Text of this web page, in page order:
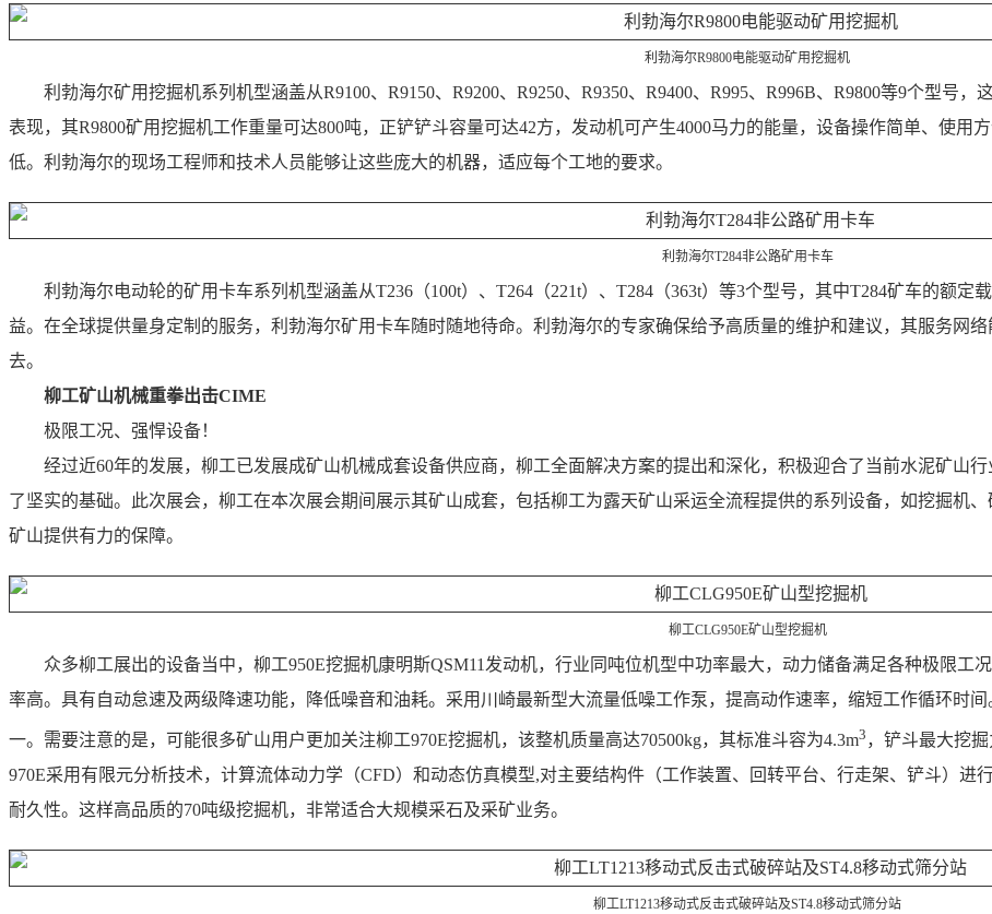
利勃海尔R9800电能驱动矿用挖掘机
利勃海尔矿用挖掘机系列机型涵盖从R9100、R9150、R9200、R9250、R9350、R9400、R995、R996B、R9800等9个型号
表现，其R9800矿用挖掘机工作重量可达800吨，正铲铲斗容量可达42方，发动机可产生4000马力的能量，设备操作简单、使用
低。利勃海尔的现场工程师和技术人员能够让这些庞大的机器，适应每个工地的要求。
利勃海尔T284非公路矿用卡车
利勃海尔电动轮的矿用卡车系列机型涵盖从T236（100t）、T264（221t）、T284（363t）等3个型号，其中T284矿车的额
益。在全球提供量身定制的服务，利勃海尔矿用卡车随时随地待命。利勃海尔的专家确保给予高质量的维护和建议，其服务网
去。
柳工矿山机械重拳出击CIME
极限工况、强悍设备！
经过近60年的发展，柳工已发展成矿山机械成套设备供应商，柳工全面解决方案的提出和深化，积极迎合了当前水泥矿山
了坚实的基础。此次展会，柳工在本次展会期间展示其矿山成套，包括柳工为露天矿山采运全流程提供的系列设备，如挖掘机
矿山提供有力的保障。
柳工CLG950E矿山型挖掘机
众多柳工展出的设备当中，柳工950E挖掘机康明斯QSM11发动机，行业同吨位机型中功率最大，动力储备满足各种极限
率高。具有自动怠速及两级降速功能，降低噪音和油耗。采用川崎最新型大流量低噪工作泵，提高动作速率，缩短工作循环时
一。需要注意的是，可能很多矿山用户更加关注柳工970E挖掘机，该整机质量高达70500kg，其标准斗容为4.3m3 ，铲斗最大挖
970E采用有限元分析技术，计算流体动力学（CFD）和动态仿真模型,对主要结构件（工作装置、回转平台、行走架、铲斗）
耐久性。这样高品质的70吨级挖掘机，非常适合大规模采石及采矿业务。
柳工LT1213移动式反击式破碎站及ST4.8移动式筛分站